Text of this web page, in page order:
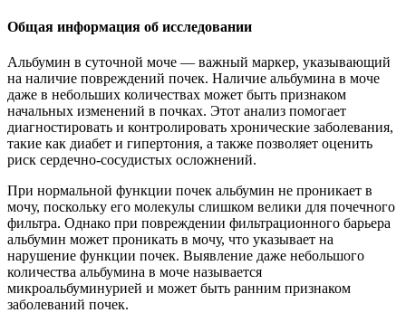
Общая информация об исследовании
Альбумин в суточной моче — важный маркер, указывающий
на наличие повреждений почек. Наличие альбумина в моче
даже в небольших количествах может быть признаком
начальных изменений в почках. Этот анализ помогает
диагностировать и контролировать хронические заболевания,
такие как диабет и гипертония, а также позволяет оценить
риск сердечно-сосудистых осложнений.
При нормальной функции почек альбумин не проникает в
мочу, поскольку его молекулы слишком велики для почечного
фильтра. Однако при повреждении фильтрационного барьера
альбумин может проникать в мочу, что указывает на
нарушение функции почек. Выявление даже небольшого
количества альбумина в моче называется
микроальбуминурией и может быть ранним признаком
заболеваний почек.